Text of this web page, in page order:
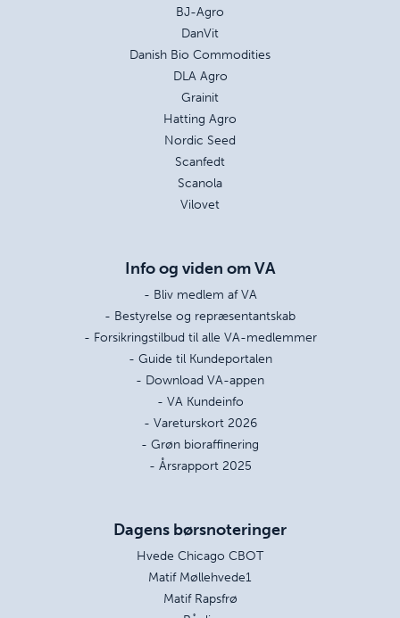
BJ-Agro
DanVit
Danish Bio Commodities
DLA Agro
Grainit
Hatting Agro
Nordic Seed
Scanfedt
Scanola
Vilovet
Info og viden om VA
- Bliv medlem af VA
- Bestyrelse og repræsentantskab
- Forsikringstilbud til alle VA-medlemmer
- Guide til Kundeportalen
- Download VA-appen
- VA Kundeinfo
- Vareturskort 2026
- Grøn bioraffinering
- Årsrapport 2025
Dagens børsnoteringer
Hvede Chicago CBOT
Matif Møllehvede1
Matif Rapsfrø